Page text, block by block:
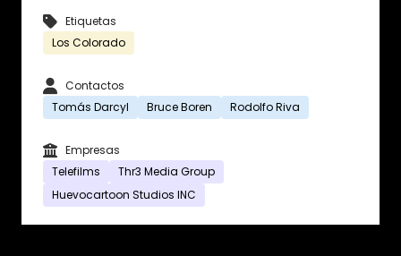
Etiquetas
Los Colorado
Contactos
Tomás Darcyl
Bruce Boren Rodolfo Riva
Empresas
Telefilms
Thr3 Media Group
Huevocartoon Studios INC